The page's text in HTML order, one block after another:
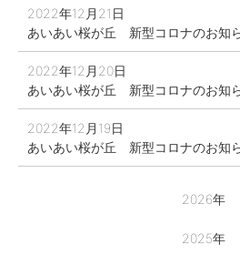
2026年
2025年
2022年12月21日
あいあい桜が丘 新型コロナのお知
2022年12月20日
あいあい桜が丘 新型コロナのお知
2022年12月19日
あいあい桜が丘 新型コロナのお知